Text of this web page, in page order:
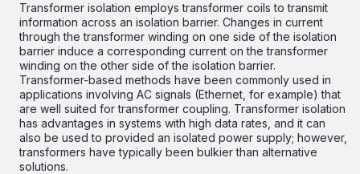
Transformer isolation employs transformer coils to transmit
information across an isolation barrier. Changes in current
through the transformer winding on one side of the isolation
barrier induce a corresponding current on the transformer
winding on the other side of the isolation barrier.
Transformer-based methods have been commonly used in
applications involving AC signals (Ethernet, for example) that
are well suited for transformer coupling. Transformer isolation
has advantages in systems with high data rates, and it can
also be used to provided an isolated power supply; however,
transformers have typically been bulkier than alternative
solutions.